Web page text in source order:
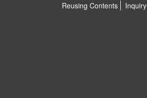
Reusing Contents
Inquiry